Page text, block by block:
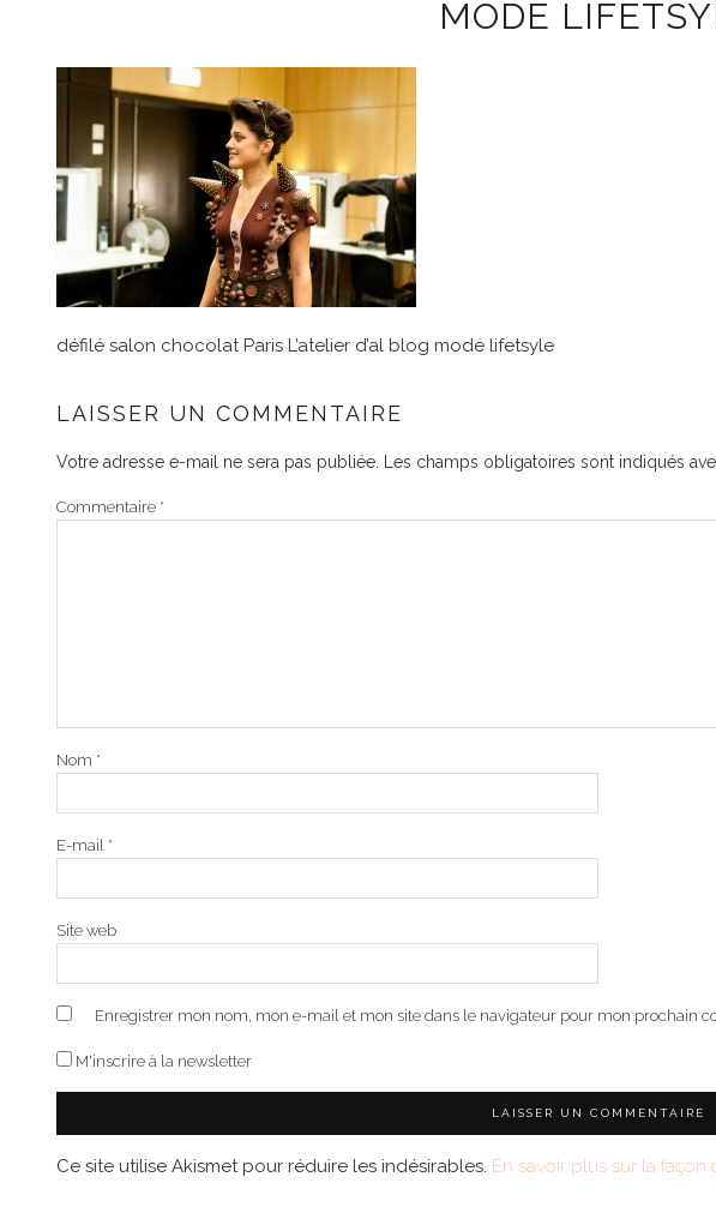
MODE
défilé salon chocolat Paris L’atelier d’al blog mode lifetsyle
LAISSER UN COMMENTAIRE
Votre adresse e-mail ne sera pas publiée. Les champs obligatoires sont indiqués
Commentaire *
Nom *
E-mail *
Site web
Enregistrer mon nom, mon e-mail et mon site dans le navigateur pour mon prochain
M'inscrire à la newsletter
Ce site utilise Akismet pour réduire les indésirables. En savoir plus sur la façon